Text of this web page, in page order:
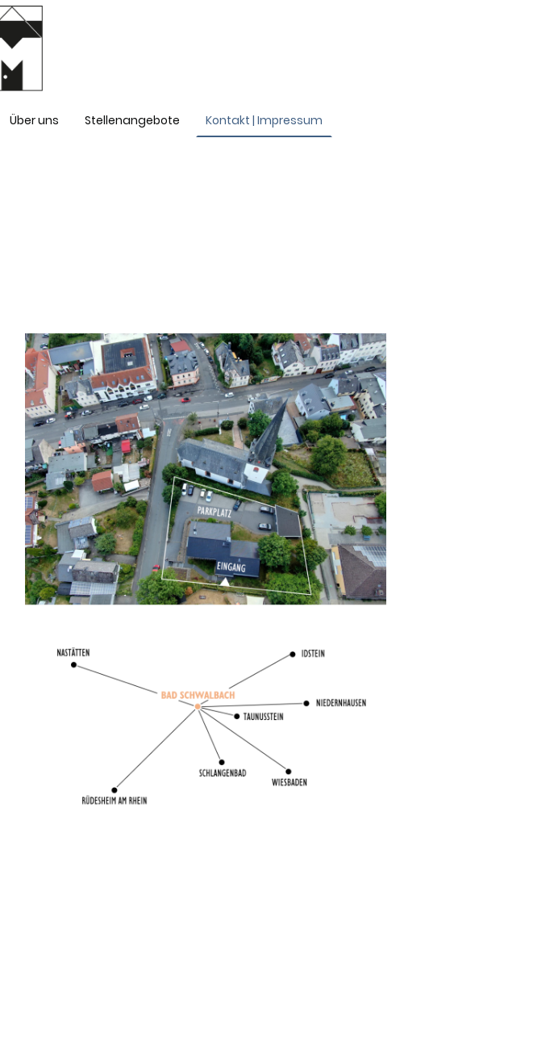
Über uns Stellenangebote Kontakt | Impressum